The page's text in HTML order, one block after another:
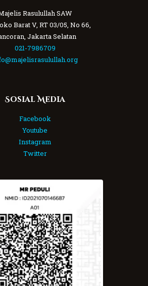
Rasulullah SAW
Barat V, RT 03/05, No 66,
Jakarta Selatan
021-7986709
Sosial Media
Facebook
Youtube
Instagram
Twitter